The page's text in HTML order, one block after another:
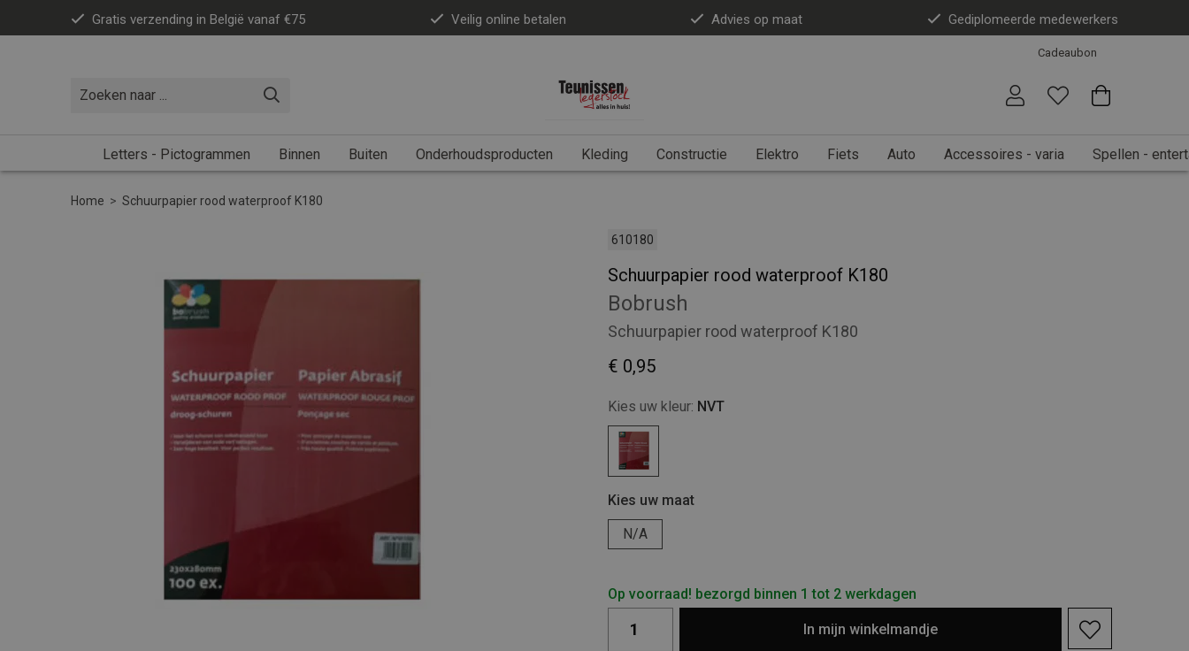
Gratis verzending in België vanaf €75 Veilig online betalen Advies op maat Gediplomeerde medewerkers
Cadeaubon
Letters - Pictogrammen Binnen Buiten Onderhoudsproducten Kleding Constructie Elektro Fiets Auto Accessoires - varia Spellen -
Home > Schuurpapier rood waterproof K180
610180
Schuurpapier rood waterproof K180
Bobrush
Schuurpapier rood waterproof K180
€ 0,95
Kies uw kleur: NVT
Kies uw maat
N/A
Op voorraad! bezorgd binnen 1 tot 2 werkdagen
In mijn winkelmandje